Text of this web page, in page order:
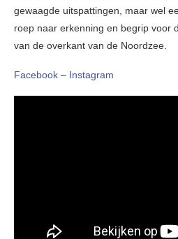
gewaagde uitspattingen, maar wel
roep naar erkenning en begrip voor
van de overkant van de Noordzee.
Facebook – Instagram